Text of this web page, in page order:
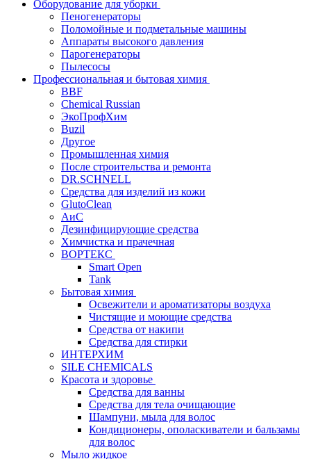
Оборудование для уборки
Пеногенераторы
Поломойные и подметальные машины
Аппараты высокого давления
Парогенераторы
Пылесосы
Профессиональная и бытовая химия
BBF
Chemical Russian
ЭкоПрофХим
Buzil
Другое
Промышленная химия
После строительства и ремонта
DR.SCHNELL
Средства для изделий из кожи
GlutoClean
АиС
Дезинфицирующие средства
Химчистка и прачечная
ВОРТЕКС
Smart Open
Tank
Бытовая химия
Освежители и ароматизаторы воздуха
Чистящие и моющие средства
Средства от накипи
Средства для стирки
ИНТЕРХИМ
SILE CHEMICALS
Красота и здоровье
Средства для ванны
Средства для тела очищающие
Шампуни, мыла для волос
Кондиционеры, ополаскиватели и бальзамы
для волос
Мыло жидкое